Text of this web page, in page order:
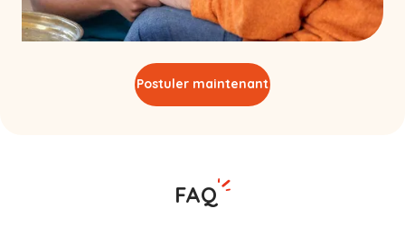
Postuler maintenant
FAQ